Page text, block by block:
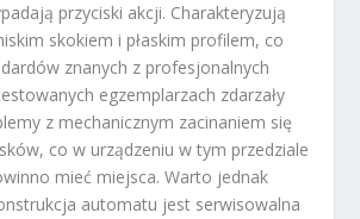
przyciski akcji. Charakteryzują
skokiem i płaskim profilem, co
znanych z profesjonalnych
egzemplarzach zdarzały
z mechanicznym zacinaniem się
co w urządzeniu w tym przedziale
mieć miejsca. Warto jednak
automatu jest serwisowalna